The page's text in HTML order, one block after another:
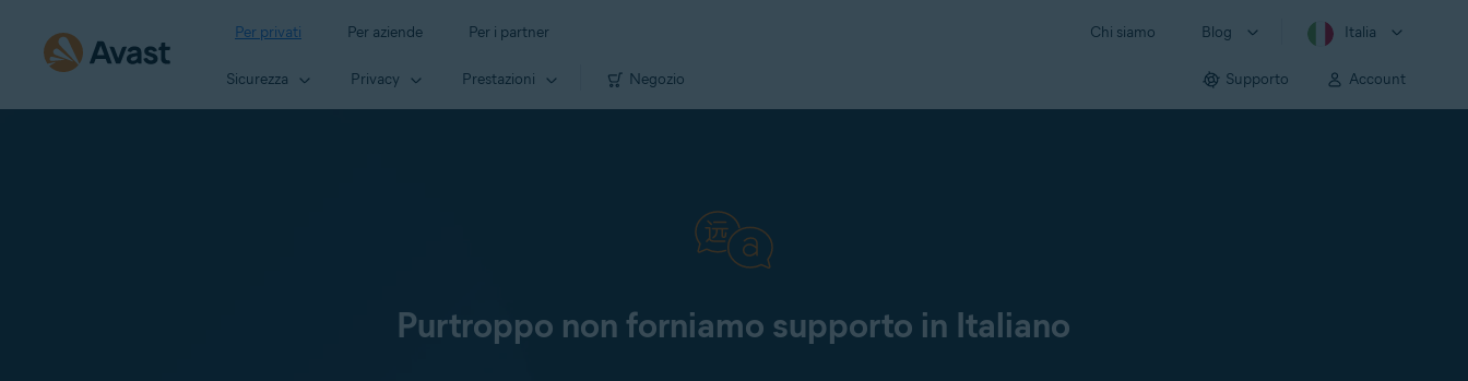
Per privati Per aziende Per i partner Chi siamo Blog Italia
Sicurezza Privacy Prestazioni Negozio Supporto Account
Purtroppo non forniamo supporto in Italiano